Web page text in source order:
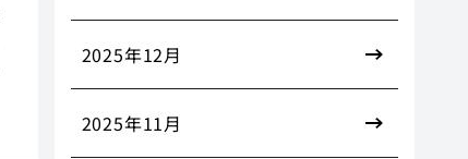
2025年12月
2025年11月